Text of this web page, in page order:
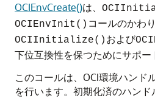
OCIEnvCreate()は、
OCIEnvInit() コールのかわ
OCIInitialize() および
下位互換性を保つためにサポー
このコールは、OCI環境ハンド
を行います。初期化済のハンド